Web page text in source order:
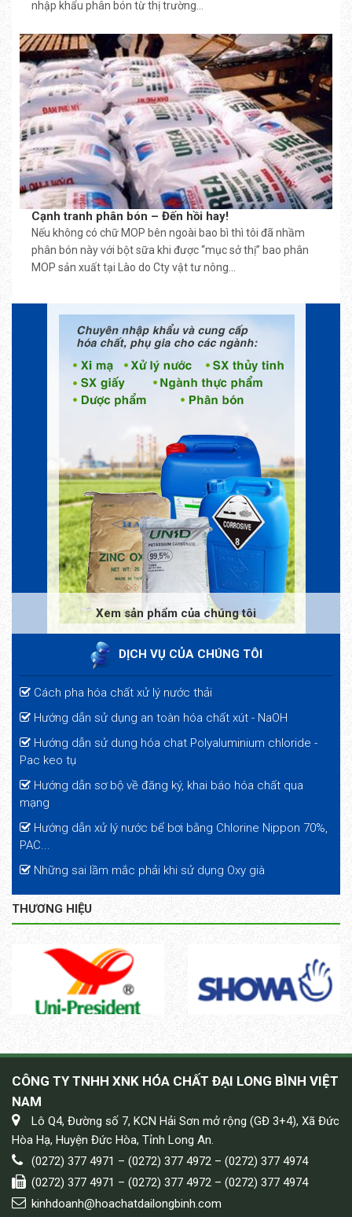
nhập khẩu phân bón từ thị trường...
Cạnh tranh phân bón – Đến hồi hay!
Nếu không có chữ MOP bên ngoài bao bì thì tôi đã nhầm
phân bón này với bột sữa khi được “mục sở thị” bao phân
MOP sản xuất tại Lào do Cty vật tư nông...
Xem sản phẩm của chúng tôi
DỊCH VỤ CỦA CHÚNG TÔI
Cách pha hóa chất xử lý nước thải
Hướng dẫn sử dụng an toàn hóa chất xút - NaOH
Hướng dẫn sử dung hóa chat Polyaluminium chloride -
Pac keo tụ
Hướng dẫn sơ bộ về đăng ký, khai báo hóa chất qua
mạng
Hướng dẫn xử lý nước bể bơi bằng Chlorine Nippon 70%,
PAC...
Những sai lầm mắc phải khi sử dụng Oxy già
THƯƠNG HIỆU
CÔNG TY TNHH XNK HÓA CHẤT ĐẠI LONG BÌNH VIỆT
NAM
Lô Q4, Đường số 7, KCN Hải Sơn mở rộng (GĐ 3+4), Xã Đức
Hòa Hạ, Huyện Đức Hòa, Tỉnh Long An.
(0272) 377 4971 – (0272) 377 4972 – (0272) 377 4974
(0272) 377 4971 – (0272) 377 4972 – (0272) 377 4974
kinhdoanh@hoachatdailongbinh.com